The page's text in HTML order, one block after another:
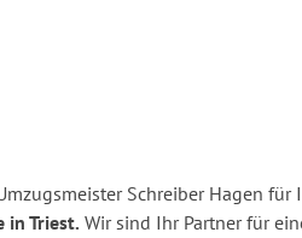
Schreiber Hagen
in Triest. Wir sind Ihr Partner für